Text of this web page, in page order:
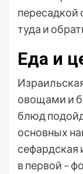
пересадкой
туда и
Еда и
овощами и
блюд
основных
сефардская
в первой –